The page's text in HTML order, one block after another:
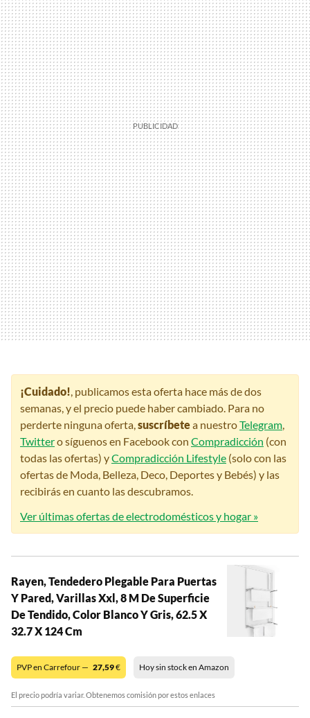
¡Cuidado!, publicamos esta oferta hace más de dos
semanas, y el precio puede haber cambiado. Para no
perderte ninguna oferta,suscríbetea nuestroTelegram,
Twittero síguenos en Facebook con Compradicción (con
todas las ofertas) yCompradicción Lifestyle (solo con las
ofertas de Moda, Belleza, Deco, Deportes y Bebés) y las
recibirás en cuanto las descubramos.
Ver últimas ofertas de electrodomésticos y hogar »
Rayen, Tendedero Plegable Para Puertas
Y Pared, Varillas Xxl, 8 M De Superficie
De Tendido, Color Blanco Y Gris, 62.5 X
32.7 X 124 Cm
PVP en Carrefour — 27,59€ Hoy sin stock en Amazon
El precio podría variar. Obtenemos comisión por estos enlaces